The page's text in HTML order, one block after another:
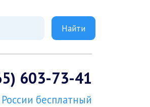
603-73-41
бесплатный